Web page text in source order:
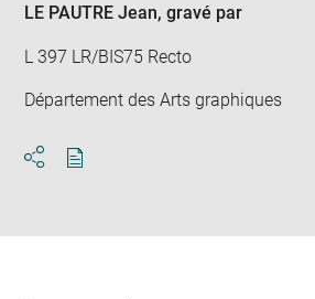
LE PAUTRE Jean, gravé par
L 397 LR/BIS75 Recto
Département des Arts graphiques